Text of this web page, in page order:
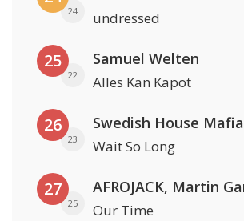
24 undressed
25
22
Samuel Welten
Alles Kan Kapot
26
23
Swedish House Mafia
Wait So Long
27
25 Our Time